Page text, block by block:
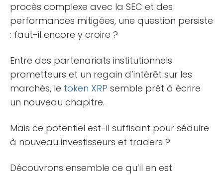
procès complexe avec la SEC et des
performances mitigées, une question persiste
: faut-il encore y croire ?
Entre des partenariats institutionnels
prometteurs et un regain d’intérêt sur les
marchés, le token XRP semble prêt à écrire
un nouveau chapitre.
Mais ce potentiel est-il suffisant pour séduire
à nouveau investisseurs et traders ?
Découvrons ensemble ce qu’il en est